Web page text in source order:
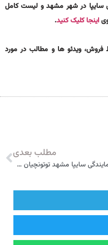
سایپا در شهر مشهد و لیست کامل
اینجا کلیک کنید.
فروش، ویدئو ها و مطالب در مورد
مطلب بعدی
نمایندگی سایپا مشهد توتونچیان 145